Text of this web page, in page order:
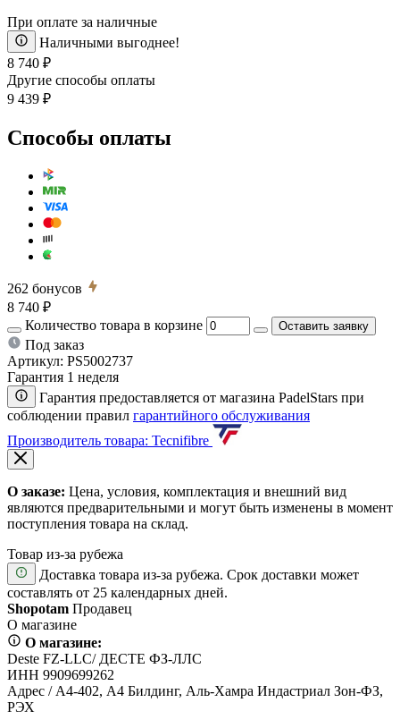
При оплате за наличные
Наличными выгоднее!
8 740 ₽
Другие способы оплаты
9 439 ₽
Способы оплаты
262 бонусов
8 740 ₽
Количество товара в корзине
Оставить заявку
Под заказ
Артикул: PS5002737
Гарантия 1 неделя
Гарантия предоставляется от магазина PadelStars при
соблюдении правил гарантийного обслуживания
Производитель товара: Tecnifibre
О заказе: Цена, условия, комплектация и внешний вид
являются предварительными и могут быть изменены в момент
поступления товара на склад.
Товар из-за рубежа
Доставка товара из-за рубежа. Срок доставки может
составлять от 25 календарных дней.
Shopotam Продавец
О магазине
О магазине:
Deste FZ-LLC/ ДЕСТЕ ФЗ-ЛЛС
ИНН 9909699262
Адрес / А4-402, А4 Билдинг, Аль-Хамра Индастриал Зон-ФЗ,
РЭХ